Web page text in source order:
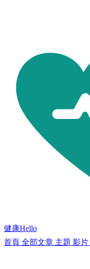
健康Hello
首頁 全部文章 主題 影片